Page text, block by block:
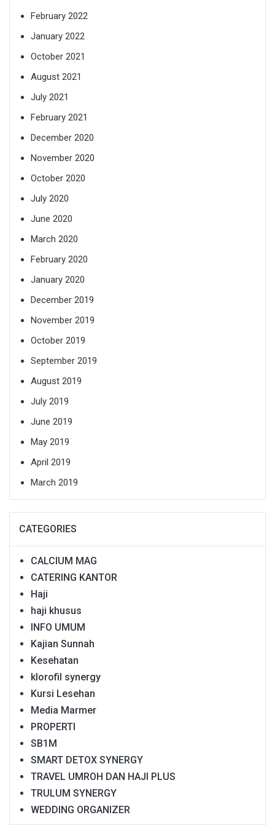
February 2022
January 2022
October 2021
August 2021
July 2021
February 2021
December 2020
November 2020
October 2020
July 2020
June 2020
March 2020
February 2020
January 2020
December 2019
November 2019
October 2019
September 2019
August 2019
July 2019
June 2019
May 2019
April 2019
March 2019
CATEGORIES
CALCIUM MAG
CATERING KANTOR
Haji
haji khusus
INFO UMUM
Kajian Sunnah
Kesehatan
klorofil synergy
Kursi Lesehan
Media Marmer
PROPERTI
SB1M
SMART DETOX SYNERGY
TRAVEL UMROH DAN HAJI PLUS
TRULUM SYNERGY
WEDDING ORGANIZER